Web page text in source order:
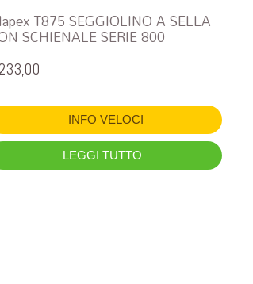
T875 SEGGIOLINO A SELLA
SCHIENALE SERIE 800
INFO VELOCI
LEGGI TUTTO